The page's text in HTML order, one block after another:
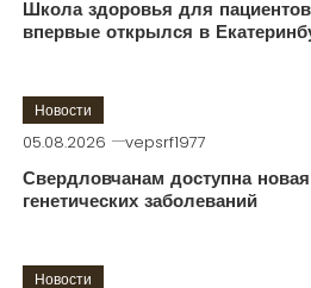
Школа здоровья для
впервые открылся в
Новости
05.08.2026 vepsrf1977
Свердловчанам доступна
генетических заболеваний
Новости